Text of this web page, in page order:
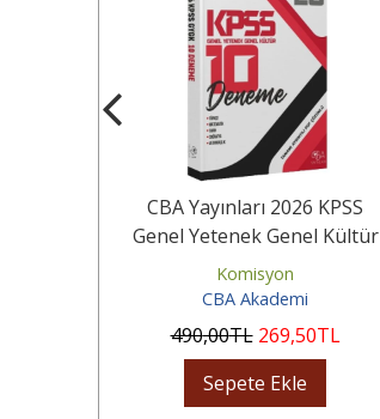
CBA Yayınları 2026 KPSS
Genel Yetenek Genel Kültür
10 Deneme Çözümlü
Komisyon
CBA Akademi
490,00TL 269,50TL
Sepete Ekle